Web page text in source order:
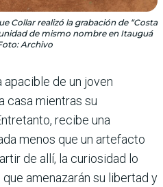
Collar realizó la grabación de “Costa
de mismo nombre en Itauguá
Archivo
de un joven
casa mientras su
recibe una
menos que un artefacto
de allí, la curiosidad lo
amenazarán su libertad y